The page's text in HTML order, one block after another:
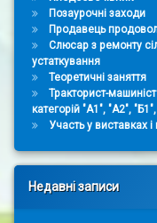
Позаурочні заходи
Продавець
Слюсар з ремонту
устаткування
Теоретичні заняття
Тракторист-
категорій "А1", "А2",
Участь у виставках і
Недавні записи